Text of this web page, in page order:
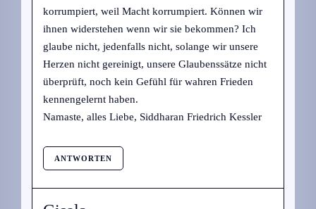
korrumpiert, weil Macht korrumpiert. Können wir
ihnen widerstehen wenn wir sie bekommen? Ich
glaube nicht, jedenfalls nicht, solange wir unsere
Herzen nicht gereinigt, unsere Glaubenssätze nicht
überprüft, noch kein Gefühl für wahren Frieden
kennengelernt haben.
Namaste, alles Liebe, Siddharan Friedrich Kessler
ANTWORTEN